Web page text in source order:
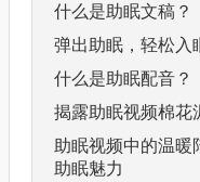
什么是助眠文稿？
弹出助眠，轻松入
什么是助眠配音？
揭露助眠视频棉花
助眠视频中的温
助眠魅力